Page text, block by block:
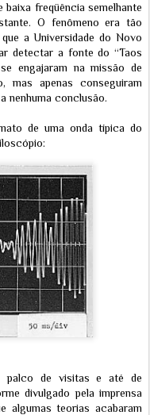
freqüência semelhante
O fenômeno era tão
a Universidade do Novo
detectar a fonte do “Taos
engajaram na missão de
mas apenas conseguiram
nenhuma conclusão.
de uma onda típica do
palco de visitas e até de
divulgado pela imprensa
algumas teorias acabaram